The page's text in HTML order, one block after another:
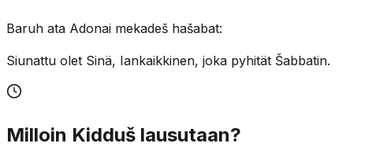
Baruh ata Adonai mekadeš hašabat:
Siunattu olet Sinä, Iankaikkinen, joka pyhität Šabbatin.
Milloin Kidduš lausutaan?